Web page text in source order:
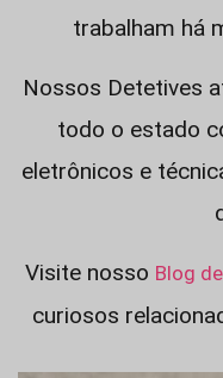
trabalham há
Nossos Detetives
todo o estado
eletrônicos e
Visite nosso Blog
curiosos